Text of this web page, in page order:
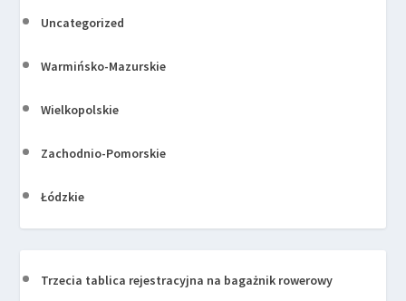
Uncategorized
Warmińsko-Mazurskie
Wielkopolskie
Zachodnio-Pomorskie
Łódzkie
Trzecia tablica rejestracyjna na bagażnik rowerowy